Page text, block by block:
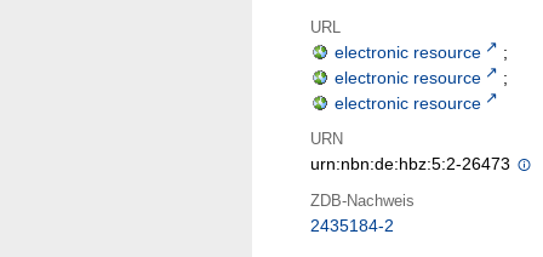
URL
electronic resource
;
electronic resource
;
electronic resource
URN
urn:nbn:de:hbz:5:2-26473
ZDB-Nachweis
2435184-2